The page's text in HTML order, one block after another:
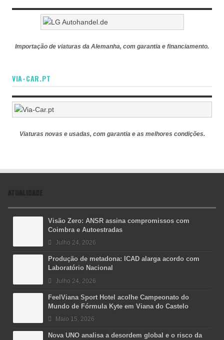
Importação de viaturas da Alemanha, com garantia e financiamento.
VIA-CAR.PT
Viaturas novas e usadas, com garantia e as melhores condições.
ATUALIDADE
Visão Zero: ANSR assina compromissos com
Coimbra e Autoestradas
Julho 24, 2026
Produção de metadona: ICAD alarga acordo com
Laboratório Nacional
Julho 24, 2026
FeelViana Sport Hotel acolhe Campeonato do
Mundo de Fórmula Kyte em Viana do Castelo
Maio 15, 2026
Nova UNO analisa a desordem global e o risco da